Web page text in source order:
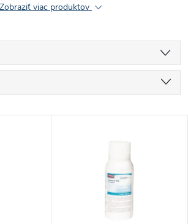
Zobraziť viac produktov